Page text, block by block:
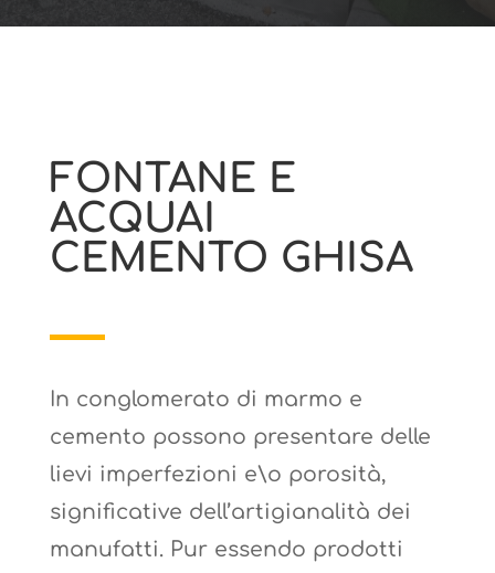
FONTANE E
ACQUAI
CEMENTO GHISA
In conglomerato di marmo e
cemento possono presentare delle
lievi imperfezioni e\o porosità,
significative dell’artigianalità dei
manufatti. Pur essendo prodotti